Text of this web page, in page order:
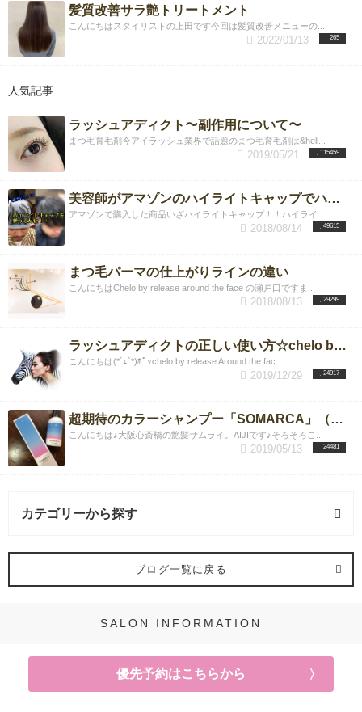
髪質改善サラ艶トリートメント
こんにちはスタイリストの上田です今回は髪質改善メニューの...
265
2022/01/13
人気記事
ラッシュアディクト〜副作用について〜
まつ毛育毛剤今アイラッシュ業界で話題のまつ毛育毛剤は&hell...
115459
2019/05/21
美容師がアマゾンのハイライトキャップでハイライトを入れてみた！！
アマゾンで購入した商品いざハイライトキャップ！！ハイライ...
49615
2018/08/14
まつ毛パーマの仕上がりラインの違い
こんにちはChelo by release around the face の瀬戸口ですま...
29299
2018/08/13
ラッシュアディクトの正しい使い方☆chelo by release Around the face店
こんにちは(*´ｪ`*)ﾎﾟｯchelo by release Around the fac...
24917
2019/12/29
超期待のカラーシャンプー「SOMARCA」（ソマルカ）は本当に染まるか？？検証&リアルゲストデータプレビューレポート
こんにちは♪大阪心斎橋の艶髪サムライ。AIJIです♪そろそろこ...
24481
2019/05/13
カテゴリーから探す
ヘアスタイル (65記事)
ブログ一覧に戻る
SALON INFORMATION
優先予約はこちらから